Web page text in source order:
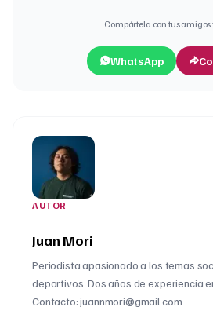
Compártela con tus
WhatsApp
AUTOR
Juan Mori
Periodista apasionado a los temas
deportivos. Dos años de experiencia
Contacto: juannmori@gmail.com